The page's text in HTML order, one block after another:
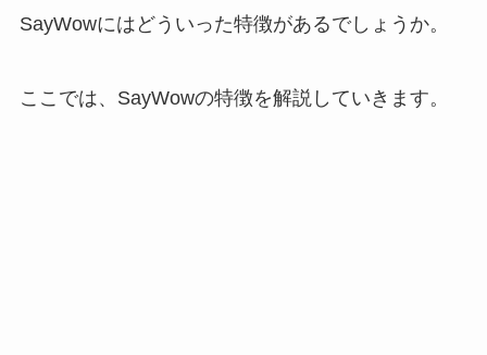
SayWowにはどういった特徴があるでしょうか。
ここでは、SayWowの特徴を解説していきます。